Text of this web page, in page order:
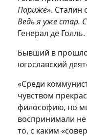
Париже». Сталин
Ведь я уже стар.
Генерал де
Бывший в
югославский
«Среди
чувством
философию, но
воспринимали
то, с каким